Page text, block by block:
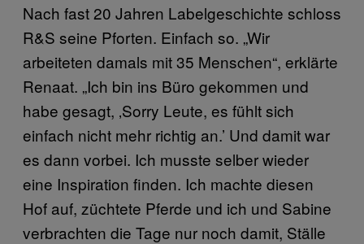
Nach fast 20 Jahren Labelgeschichte schloss
R&S seine Pforten. Einfach so. „Wir
arbeiteten damals mit 35 Menschen“, erklärte
Renaat. „Ich bin ins Büro gekommen und
habe gesagt, ‚Sorry Leute, es fühlt sich
einfach nicht mehr richtig an.’ Und damit war
es dann vorbei. Ich musste selber wieder
eine Inspiration finden. Ich machte diesen
Hof auf, züchtete Pferde und ich und Sabine
verbrachten die Tage nur noch damit, Ställe